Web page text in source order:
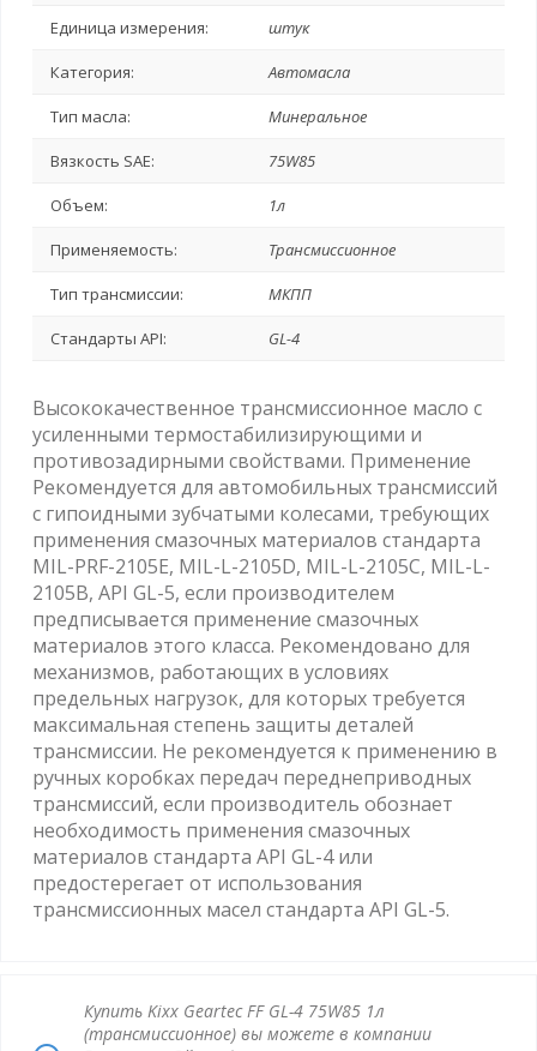
Единица измерения: штук
Категория: Автомасла
Тип масла: Минеральное
Вязкость SAE: 75W85
Объем: 1л
Применяемость: Трансмиссионное
Тип трансмиссии: МКПП
Стандарты API: GL-4
Высококачественное трансмиссионное масло с
усиленными термостабилизирующими и
противозадирными свойствами. Применение
Рекомендуется для автомобильных трансмиссий
с гипоидными зубчатыми колесами, требующих
применения смазочных материалов стандарта
MIL-PRF-2105E, MIL-L-2105D, MIL-L-2105C, MIL-L-
2105B, API GL-5, если производителем
предписывается применение смазочных
материалов этого класса. Рекомендовано для
механизмов, работающих в условиях
предельных нагрузок, для которых требуется
максимальная степень защиты деталей
трансмиссии. Не рекомендуется к применению в
ручных коробках передач переднеприводных
трансмиссий, если производитель обознает
необходимость применения смазочных
материалов стандарта API GL-4 или
предостерегает от использования
трансмиссионных масел стандарта API GL-5.
Купить Kixx Geartec FF GL-4 75W85 1л
(трансмиссионное) вы можете в компании